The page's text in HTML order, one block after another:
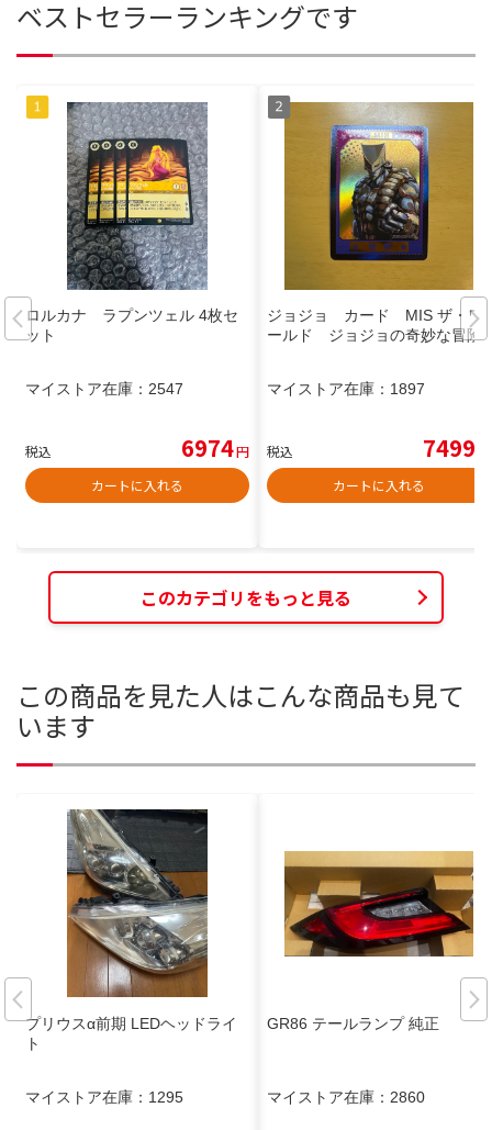
ベストセラーランキングです
ロルカナ ラプンツェル 4枚セ
ット
マイストア在庫： 2547
税込 6974円
カートに入れる
ジョジョ カード MIS ザ・ワ
ールド ジョジョの奇妙な冒険
マイストア在庫： 1897
税込 7499
カートに入れる
このカテゴリをもっと見る
この商品を見た人はこんな商品も見て
います
プリウスα前期 LEDヘッドライ
ト
マイストア在庫： 1295
GR86 テールランプ 純正
マイストア在庫： 2860